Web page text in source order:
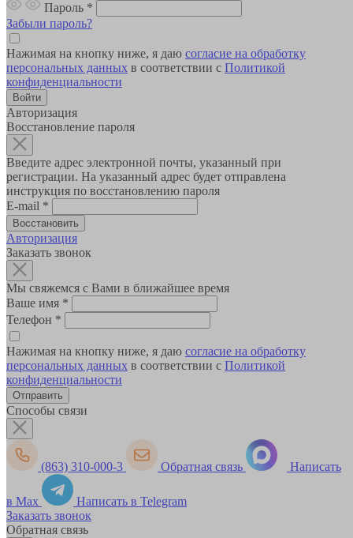
Пароль *
Забыли пароль?
Нажимая на кнопку ниже, я даю согласие на обработку
персональных данных в соответствии с Политикой
конфиденциальности
Авторизация
Восстановление пароля
Введите адрес электронной почты, указанный при
регистрации. На указанный адрес будет отправлена
инструкция по восстановлению пароля
E-mail *
Авторизация
Заказать звонок
Мы свяжемся с Вами в ближайшее время
Ваше имя *
Телефон *
Нажимая на кнопку ниже, я даю согласие на обработку
персональных данных в соответствии с Политикой
конфиденциальности
Способы связи
(863) 310-000-3 Обратная связь Написать
в Max
Написать в Telegram
Заказать звонок
Обратная связь